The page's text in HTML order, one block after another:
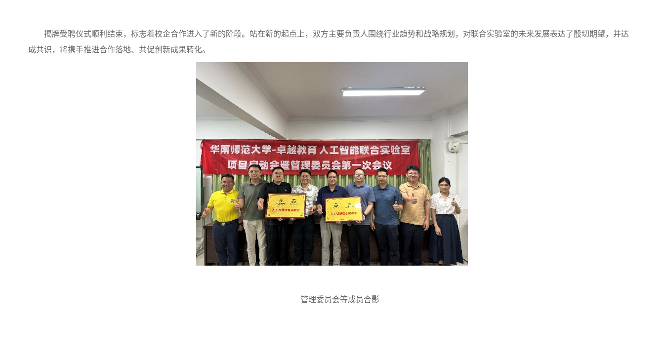
揭牌受聘仪式顺利结束，标志着校企合作进入了新的阶段。站在新的起点上，双方主要负责人围绕行业趋势和战略规划，对联合实验室的未来发展表达了殷切期望，并达
成共识，将携手推进合作落地、共促创新成果转化。
管理委员会等成员合影